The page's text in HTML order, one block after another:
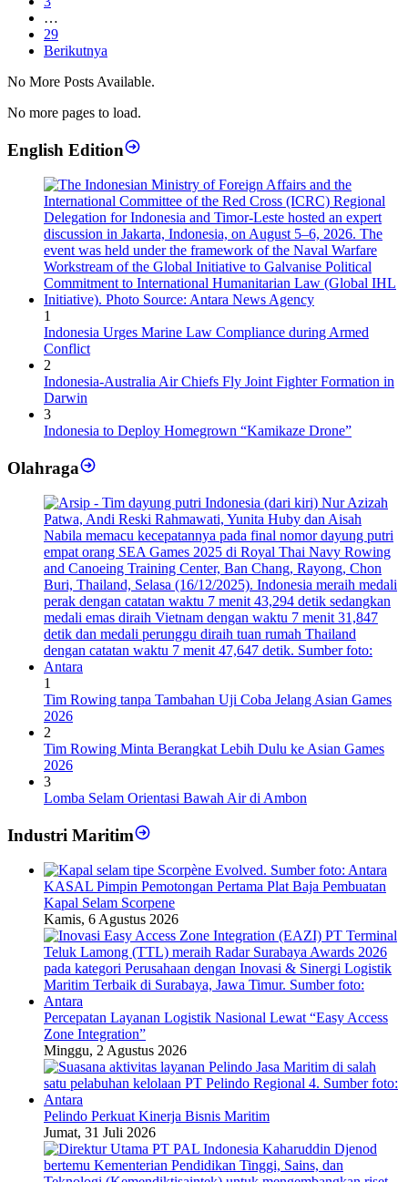
…
29
Berikutnya
No More Posts Available.
No more pages to load.
English Edition
1
Indonesia Urges Marine Law Compliance during Armed
Conflict
2
Indonesia-Australia Air Chiefs Fly Joint Fighter Formation in
Darwin
3
Indonesia to Deploy Homegrown “Kamikaze Drone”
Olahraga
1
Tim Rowing tanpa Tambahan Uji Coba Jelang Asian Games
2026
2
Tim Rowing Minta Berangkat Lebih Dulu ke Asian Games
2026
3
Lomba Selam Orientasi Bawah Air di Ambon
Industri Maritim
KASAL Pimpin Pemotongan Pertama Plat Baja Pembuatan
Kapal Selam Scorpene
Kamis, 6 Agustus 2026
Percepatan Layanan Logistik Nasional Lewat “Easy Access
Zone Integration”
Minggu, 2 Agustus 2026
Pelindo Perkuat Kinerja Bisnis Maritim
Jumat, 31 Juli 2026